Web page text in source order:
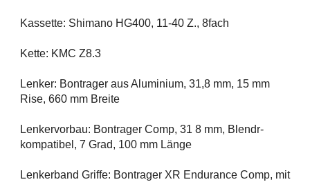
Kassette: Shimano HG400, 11-40 Z., 8fach
Kette: KMC Z8.3
Lenker: Bontrager aus Aluminium, 31,8 mm, 15 mm
Rise, 660 mm Breite
Lenkervorbau: Bontrager Comp, 31 8 mm, Blendr-
kompatibel, 7 Grad, 100 mm Länge
Lenkerband Griffe: Bontrager XR Endurance Comp, mit